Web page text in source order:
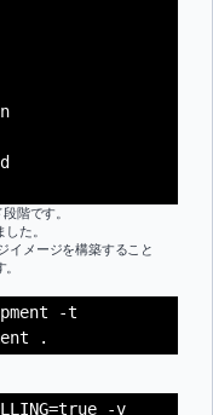
階です。
た。
イメージを構築すること
-t
.
-v